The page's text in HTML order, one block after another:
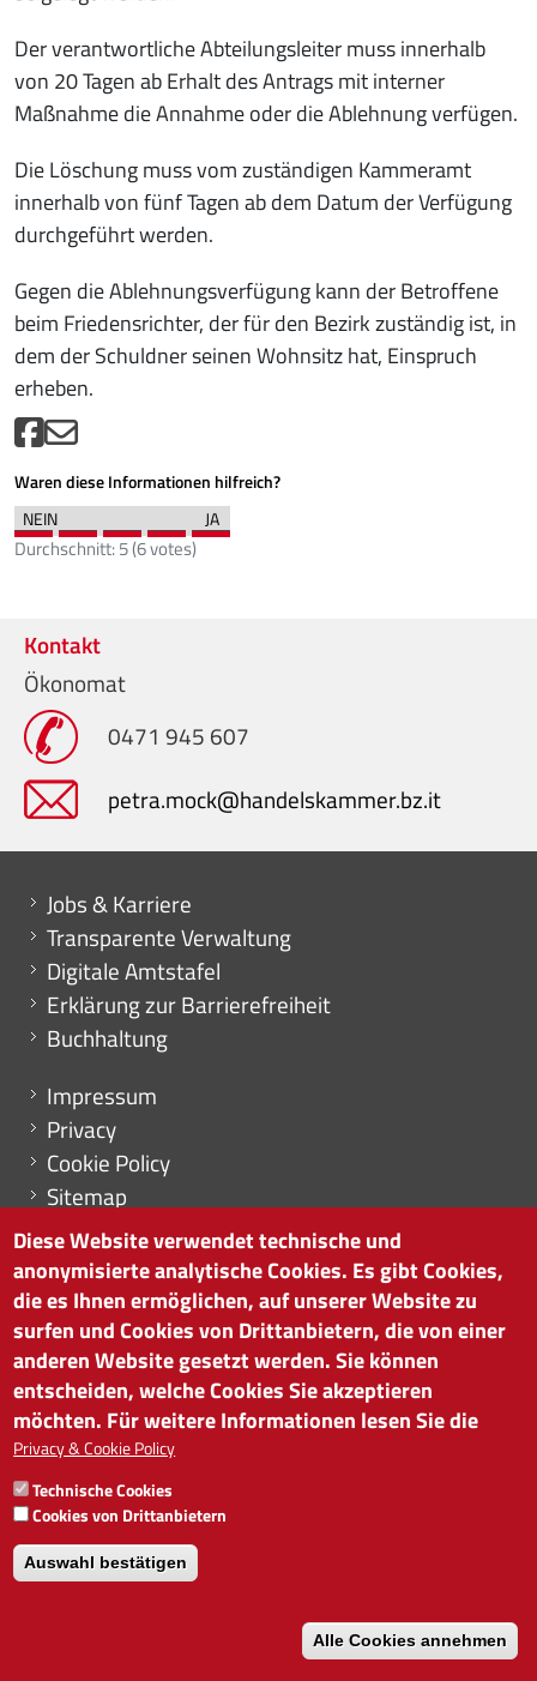
Der verantwortliche Abteilungsleiter muss innerhalb
von 20 Tagen ab Erhalt des Antrags mit interner
Maßnahme die Annahme oder die Ablehnung verfügen.
Die Löschung muss vom zuständigen Kammeramt
innerhalb von fünf Tagen ab dem Datum der Verfügung
durchgeführt werden.
Gegen die Ablehnungsverfügung kann der Betroffene
beim Friedensrichter, der für den Bezirk zuständig ist, in
dem der Schuldner seinen Wohnsitz hat, Einspruch
erheben.
Waren diese Informationen hilfreich?
Durchschnitt:5(6votes)
Kontakt
Ökonomat
0471 945 607
petra.mock@handelskammer.bz.it
Mini menu di servizio
Jobs & Karriere
Transparente Verwaltung
Digitale Amtstafel
Erklärung zur Barrierefreiheit
Buchhaltung
Menu footer
Impressum
Privacy
Cookie Policy
Sitemap
Cookie-Einstellungen
HANDELSKAMMER BOZEN
Südtiroler Straße 60 | I-39100 Bozen
Tel. 0471 945 511 |info@handelskammer.bz.it
MwSt.-Nr.: 00376420212
INSTITUT FÜR WIRTSCHAFTSFÖRDERUNG
MwSt.-Nr.: 01716880214
Diese Website verwendet technische und
anonymisierte analytische Cookies. Es gibt Cookies,
die es Ihnen ermöglichen, auf unserer Website zu
surfen und Cookies von Drittanbietern, die von einer
anderen Website gesetzt werden. Sie können
entscheiden, welche Cookies Sie akzeptieren
möchten. Für weitere Informationen lesen Sie die
Privacy & Cookie Policy
Technische Cookies
Cookies von Drittanbietern
Auswahl bestätigen
Alle Cookies annehmen